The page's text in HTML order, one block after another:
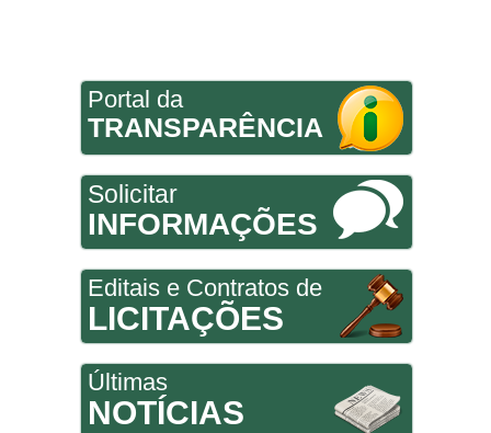
Portal da
TRANSPARÊNCIA
Solicitar
INFORMAÇÕES
Editais e Contratos de
LICITAÇÕES
Últimas
NOTÍCIAS